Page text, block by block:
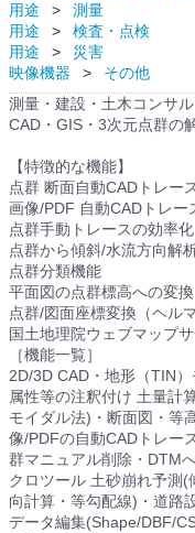
用途
測量
用途
検査・点検
用途
災害
映像機器
その他
測量・建設・土木コンサ
CAD・GIS・3次元点群の
【特徴的な機能】
点群 断面自動CADトレー
画像/PDF 自動CADトレー
点群手動トレースの効率化
点群から傾斜/水流方向解
点群分類機能
平面図の点群標高への変換
点群/図面座標変換（ヘル
国土地理院ウェブマップ
［機能一覧］
2D/3D CAD・地形（TIN
属性等の注釈付け 土量計
モイダル法)・断面図・等
像/PDFの自動CADトレー
群マニュアル削除・DTM
クロツール 土砂崩れ予測
向計算・等勾配線)・道路
データ編集(Shape/DBF/